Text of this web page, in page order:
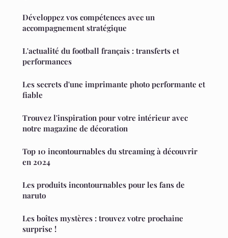
Développez vos compétences avec un
accompagnement stratégique
L'actualité du football français : transferts et
performances
Les secrets d'une imprimante photo performante et
fiable
Trouvez l'inspiration pour votre intérieur avec
notre magazine de décoration
Top 10 incontournables du streaming à découvrir
en 2024
Les produits incontournables pour les fans de
naruto
Les boîtes mystères : trouvez votre prochaine
surprise !